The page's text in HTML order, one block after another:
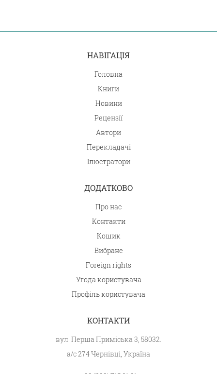
НАВІГАЦІЯ
Головна
Книги
Новини
Рецензії
Автори
Перекладачі
Ілюстратори
ДОДАТКОВО
Про нас
Контакти
Кошик
Вибране
Foreign rights
Угода користувача
Профіль користувача
КОНТАКТИ
вул. Перша Приміська 3, 58032.
а/с 274 Чернівці, Україна